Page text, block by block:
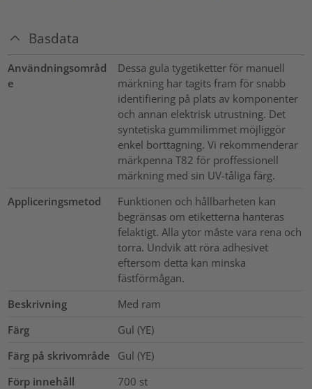
Basdata
Användningsområd
e
Dessa gula tygetiketter för manuell
märkning har tagits fram för snabb
identifiering på plats av komponenter
och annan elektrisk utrustning. Det
syntetiska gummilimmet möjliggör
enkel borttagning. Vi rekommenderar
märkpenna T82 för proffessionell
märkning med sin UV-tåliga färg.
Appliceringsmetod
Funktionen och hållbarheten kan
begränsas om etiketterna hanteras
felaktigt. Alla ytor måste vara rena och
torra. Undvik att röra adhesivet
eftersom detta kan minska
fästförmågan.
Beskrivning
Med ram
Färg
Gul (YE)
Färg på skrivområde
Gul (YE)
Förp innehåll
700 st